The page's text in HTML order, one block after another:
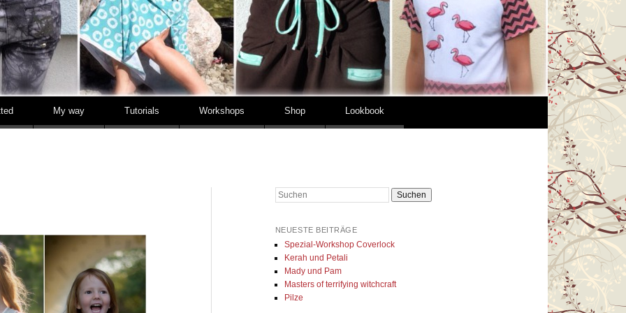
My way Tutorials Workshops Shop Lookbook
Suchen
NEUESTE BEITRÄGE
Spezial-Workshop Coverlock
Kerah und Petali
Mady und Pam
Masters of terrifying witchcraft
Pilze